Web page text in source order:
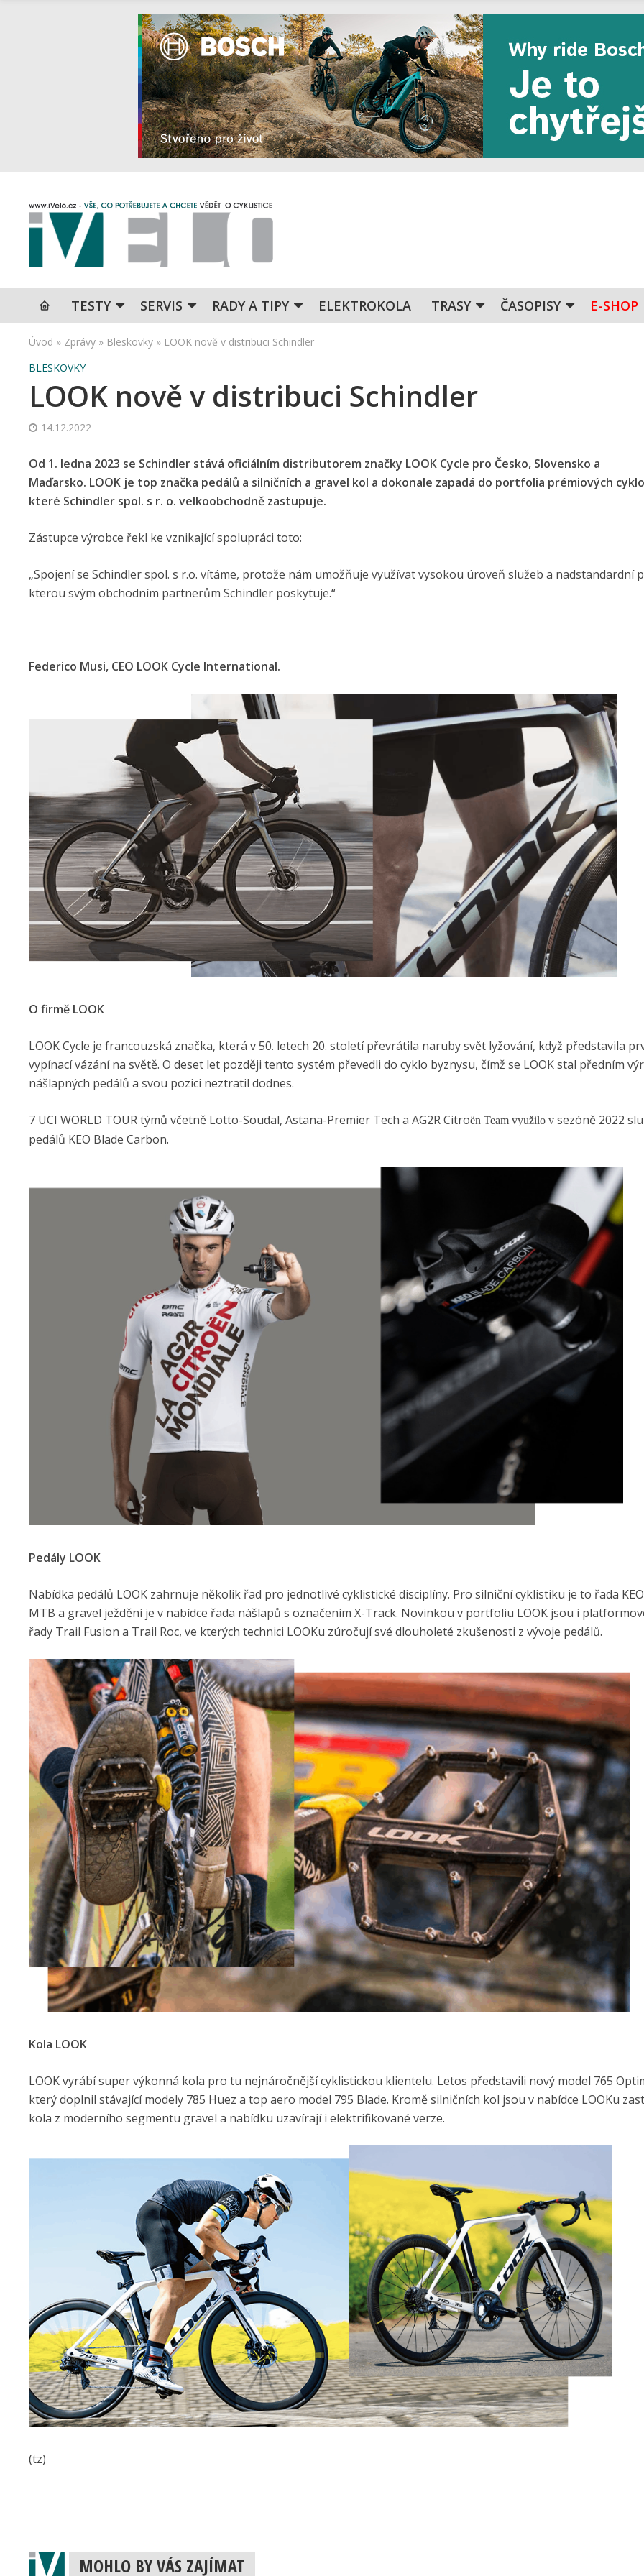
TESTY SERVIS RADY A TIPY ELEKTROKOLA TRASY ČASOPISY E-SHOP
Úvod » Zprávy » Bleskovky » LOOK nově v distribuci Schindler
BLESKOVKY
LOOK nově v distribuci Schindler
14.12.2022
Od 1. ledna 2023 se Schindler stává oficiálním distributorem značky LOOK Cycle pro Česko, Slovensko a
Maďarsko. LOOK je top značka pedálů a silničních a gravel kol a dokonale zapadá do portfolia prémiových
které Schindler spol. s r. o. velkoobchodně zastupuje.
Zástupce výrobce řekl ke vznikající spolupráci toto:
„Spojení se Schindler spol. s r.o. vítáme, protože nám umožňuje využívat vysokou úroveň služeb a nadstandardní
kterou svým obchodním partnerům Schindler poskytuje.“
Federico Musi, CEO LOOK Cycle International.
O firmě LOOK
LOOK Cycle je francouzská značka, která v 50. letech 20. století převrátila naruby svět lyžování, když představila
vypínací vázání na světě. O deset let později tento systém převedli do cyklo byznysu, čímž se LOOK stal předním
nášlapných pedálů a svou pozici neztratil dodnes.
7 UCI WORLD TOUR týmů včetně Lotto-Soudal, Astana-Premier Tech a AG2R Citroën Team využilo v sezóně 2022
pedálů KEO Blade Carbon.
Pedály LOOK
Nabídka pedálů LOOK zahrnuje několik řad pro jednotlivé cyklistické disciplíny. Pro silniční cyklistiku je to řada
MTB a gravel ježdění je v nabídce řada nášlapů s označením X-Track. Novinkou v portfoliu LOOK jsou i
řady Trail Fusion a Trail Roc, ve kterých technici LOOKu zúročují své dlouholeté zkušenosti z vývoje pedálů.
Kola LOOK
LOOK vyrábí super výkonná kola pro tu nejnáročnější cyklistickou klientelu. Letos představili nový model 765
který doplnil stávající modely 785 Huez a top aero model 795 Blade. Kromě silničních kol jsou v nabídce LOOKu
kola z moderního segmentu gravel a nabídku uzavírají i elektrifikované verze.
(tz)
MOHLO BY VÁS ZAJÍMAT